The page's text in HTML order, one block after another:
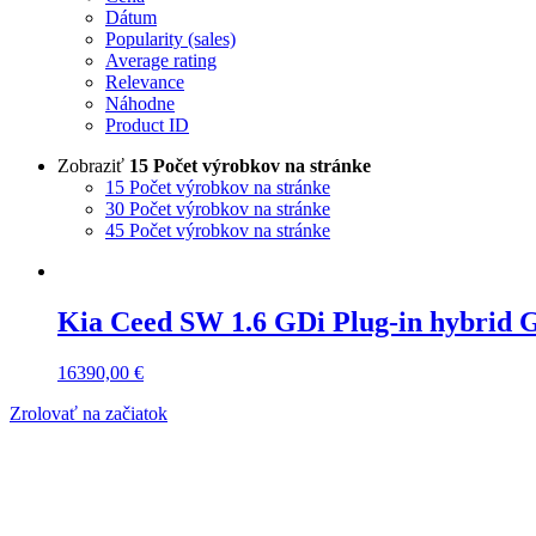
Dátum
Popularity (sales)
Average rating
Relevance
Náhodne
Product ID
Zobraziť 15 Počet výrobkov na stránke
15 Počet výrobkov na stránke
30 Počet výrobkov na stránke
45 Počet výrobkov na stránke
Kia Ceed SW 1.6 GDi Plug-in hybrid
16390,00 €
Zrolovať na začiatok